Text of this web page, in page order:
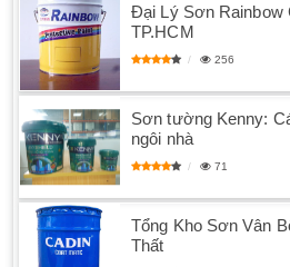
Đại Lý Sơn Rainbow
TP.HCM
256
Sơn tường Kenny:
ngôi nhà
71
Tổng Kho Sơn Vân
Thất